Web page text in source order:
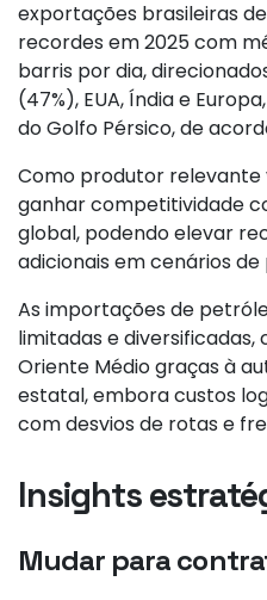
exportações brasileiras
recordes em 2025 com
barris por dia,
(47%), EUA, Índia e
do Golfo Pérsico, de
Como produtor relevante
ganhar competitividade
global, podendo elevar
adicionais em cenários de
As importações de
limitadas e diversificadas,
Oriente Médio graças à
estatal, embora custos
com desvios de rotas e
Insights
Mudar para